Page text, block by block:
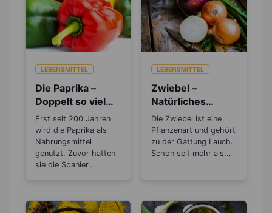
LEBENSMITTEL
Die Paprika –
Doppelt so viel
Vitamin C, wie die
Zitrone
Erst seit 200 Jahren
wird die Paprika als
Nahrungsmittel
genutzt. Zuvor hatten
sie die Spanier...
LEBENSMITTEL
Zwiebel –
Natürliches
Antibiotikum und
„Wunder“-
Heilmittel
Die Zwiebel ist eine
Pflanzenart und gehört
zu der Gattung Lauch.
Schon seit mehr als...